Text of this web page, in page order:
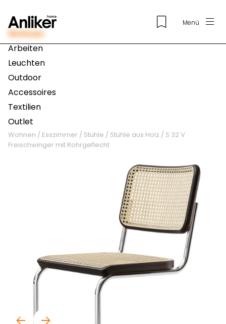
Menü
Wohnen
Arbeiten
Leuchten
Outdoor
Accessoires
Textilien
Outlet
Wohnen / Esszimmer / Stühle / Stühle aus Holz / S 32 V
Freischwinger mit Rohrgeflecht